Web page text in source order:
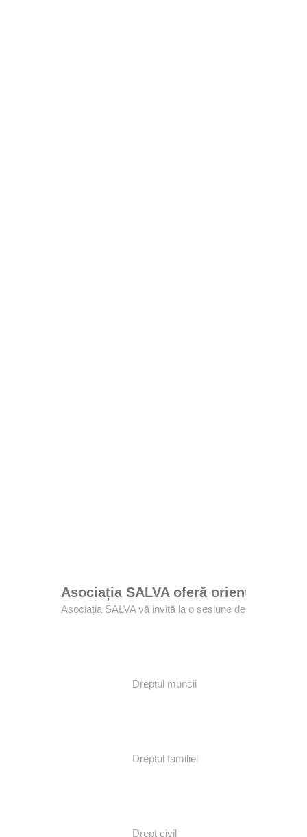
Asociația SALVA oferă orientare
Asociația SALVA vă invită la o sesiune de
Dreptul muncii
Dreptul familiei
Drept civil